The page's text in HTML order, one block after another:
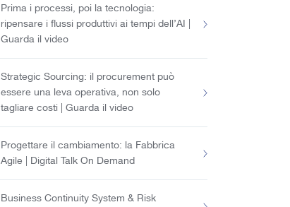
Prima i processi, poi la tecnologia:
ripensare i flussi produttivi ai tempi dell’AI |
Guarda il video
Strategic Sourcing: il procurement può
essere una leva operativa, non solo
tagliare costi | Guarda il video
Progettare il cambiamento: la Fabbrica
Agile | Digital Talk On Demand
Business Continuity System & Risk